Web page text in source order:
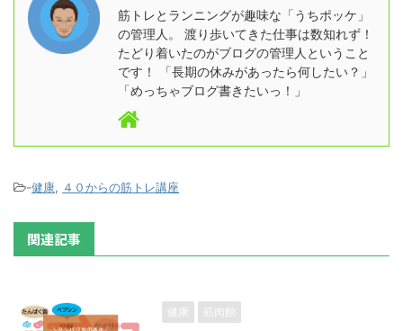
筋トレとランニングが趣味な「うちポッケ」
の管理人。 渡り歩いてきた仕事は数知れず！
たどり着いたのがブログの管理人ということ
です！ 「長期の休みがあったら何したい？」
「めっちゃブログ書きたいっ！」
-健康, ４０からの筋トレ講座
関連記事
健康 筋肉館